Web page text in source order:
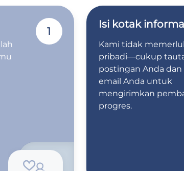
1
Isi kotak
Kami tidak
pribadi—cukup
postingan Anda dan
email Anda untuk
mengirimkan
progres.